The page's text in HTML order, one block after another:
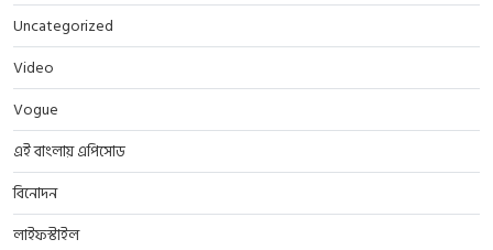
Uncategorized
Video
Vogue
এই বাংলায় এপিসোড
বিনোদন
লাইফস্টাইল